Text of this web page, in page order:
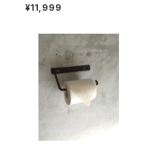
ブ 70cm 取手 ドアハンド
ル アイアン インダストリア
¥11,999